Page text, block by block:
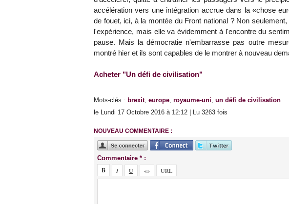
accélération vers une intégration accrue dans la «chose
de fouet, ici, à la montée du Front national ? Non
l'expérience, mais elle va évidemment à l'encontre du
pause. Mais la démocratie n'embarrasse pas outre
montré hier et ils sont capables de le montrer à nouveau
Acheter "Un défi de civilisation"
Mots-clés : brexit, europe, royaume-uni, un défi de civilisation
le Lundi 17 Octobre 2016 à 12:12 | Lu 3263 fois
NOUVEAU COMMENTAIRE :
Commentaire * :